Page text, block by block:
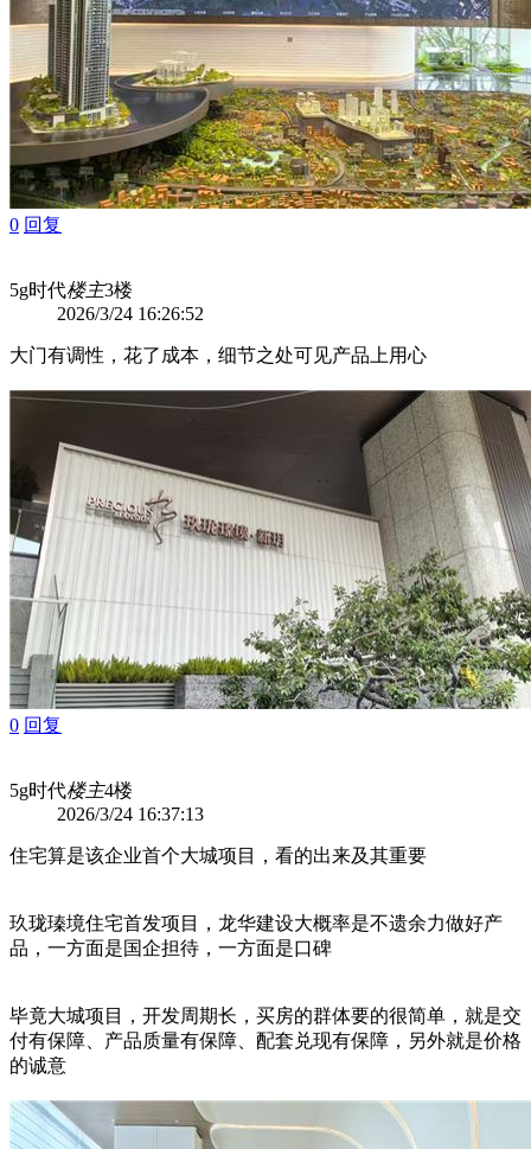
0 回复
5g时代楼主3楼
2026/3/24 16:26:52
大门有调性，花了成本，细节之处可见产品上用心
0 回复
5g时代楼主4楼
2026/3/24 16:37:13
住宅算是该企业首个大城项目，看的出来及其重要
玖珑瑧境住宅首发项目，龙华建设大概率是不遗余力做好产
品，一方面是国企担待，一方面是口碑
毕竟大城项目，开发周期长，买房的群体要的很简单，就是交
付有保障、产品质量有保障、配套兑现有保障，另外就是价格
的诚意